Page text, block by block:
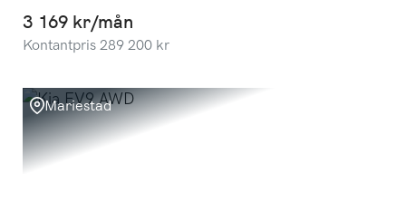
3 169 kr/mån
Kontantpris 289 200 kr
Mariestad